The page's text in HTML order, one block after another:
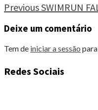
Continue
Reading
PreviousSWIMRUN
Deixe um comentário
Tem de iniciar a sessão
Redes Sociais